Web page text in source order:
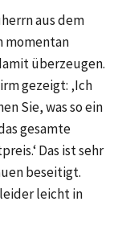
aus dem
momentan
überzeugen.
gezeigt: ‚Ich
Sie, was so ein
gesamte
Das ist sehr
beseitigt.
leicht in